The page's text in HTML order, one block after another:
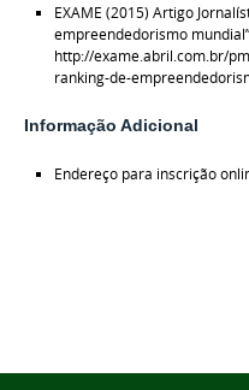
EXAME (2015) Artigo
empreendedorismo
http://exame.abril.com.br/
ranking-de-
Informação Adicional
Endereço para inscrição